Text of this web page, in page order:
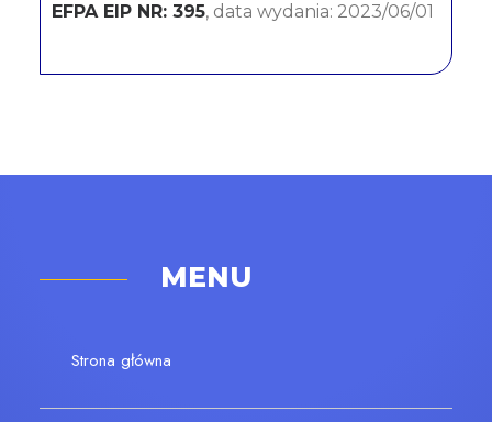
EFPA EIP NR: 395, data wydania: 2023/06/01
MENU
Strona główna